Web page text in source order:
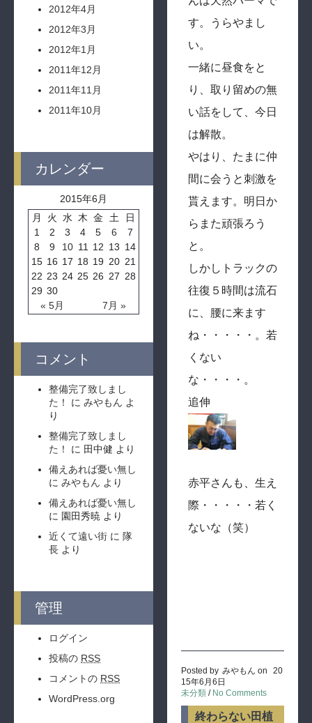
2012年4月
2012年3月
2012年1月
2011年12月
2011年11月
2011年10月
カレンダー
2015年6月
月
火 水 木 金 土 日
« 5月 7月 »
1 2 3 4 5 6
7
8
9 10 11 12 13 14
15 16 17 18 19 20 21
22 23 24 25 26 27 28
29 30
コメント
整備完了致しまし
た！
に みやもん よ
り
整備完了致しまし
た！
に 田中健 より
備えあれば憂い無し
に みやもん より
備えあれば憂い無し
に 園田秀暁 より
近くて遠い街 に 隊
長 より
管理
ログイン
投稿の RSS
コメントの RSS
WordPress.org
す。うらやまし
い。
一緒に昼食をと
り、取り留めの無
い話をして、今日
は解散。
やはり、たまに仲
間に会うと刺激を
貰えます。明日か
らまた頑張ろう
と。
しかしトラックの
往復５時間は流石
に、腰に来ます
ね・・・・・。若
くない
な・・・・。
追伸
赤平さんも、生え
際・・・・・若く
ないな（笑）
Posted by みやもん on
20
15年6月6日
未分類 / No Comments
終わらない田植